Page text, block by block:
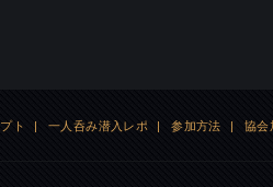
ト | 一人呑み潜入レポ | 参加方法 | 協会